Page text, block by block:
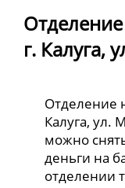
г. Калуга,
Отделение
Калуга, ул.
можно
деньги на
отделении